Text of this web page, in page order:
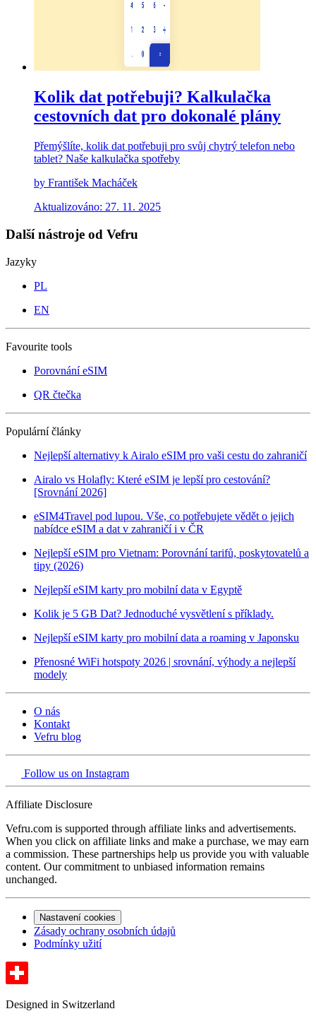
Kolik dat potřebuji? Kalkulačka
cestovních dat pro dokonalé plány
Přemýšlíte, kolik dat potřebuji pro svůj chytrý telefon nebo
tablet? Naše kalkulačka spotřeby
by František Macháček
Aktualizováno: 27. 11. 2025
Další nástroje od Vefru
Jazyky
PL
EN
Favourite tools
Porovnání eSIM
QR čtečka
Populární články
Nejlepší alternativy k Airalo eSIM pro vaši cestu do zahraničí
Airalo vs Holafly: Které eSIM je lepší pro cestování?
[Srovnání 2026]
eSIM4Travel pod lupou. Vše, co potřebujete vědět o jejich
nabídce eSIM a dat v zahraničí i v ČR
Nejlepší eSIM pro Vietnam: Porovnání tarifů, poskytovatelů a
tipy (2026)
Nejlepší eSIM karty pro mobilní data v Egyptě
Kolik je 5 GB Dat? Jednoduché vysvětlení s příklady.
Nejlepší eSIM karty pro mobilní data a roaming v Japonsku
Přenosné WiFi hotspoty 2026 | srovnání, výhody a nejlepší
modely
O nás
Kontakt
Vefru blog
Follow us on Instagram
Affiliate Disclosure
Vefru.com is supported through affiliate links and advertisements.
When you click on affiliate links and make a purchase, we may earn
a commission. These partnerships help us provide you with valuable
content. Our commitment to unbiased information remains
unchanged.
Nastavení cookies
Zásady ochrany osobních údajů
Podmínky užití
Designed in Switzerland